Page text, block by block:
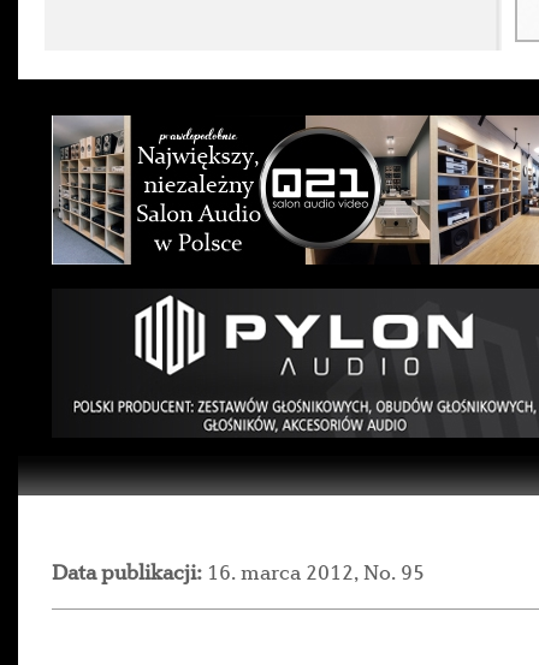
Data publikacji: 16. marca 2012, No. 95